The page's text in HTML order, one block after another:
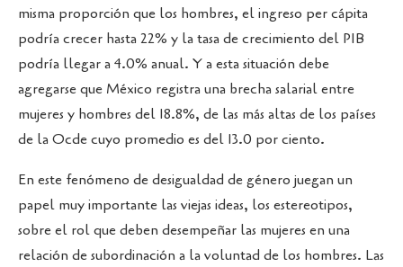
misma proporción que los hombres, el ingreso per cápita
podría crecer hasta 22% y la tasa de crecimiento del PIB
podría llegar a 4.0% anual. Y a esta situación debe
agregarse que México registra una brecha salarial entre
mujeres y hombres del 18.8%, de las más altas de los países
de la Ocde cuyo promedio es del 13.0 por ciento.
En este fenómeno de desigualdad de género juegan un
papel muy importante las viejas ideas, los estereotipos,
sobre el rol que deben desempeñar las mujeres en una
relación de subordinación a la voluntad de los hombres. Las